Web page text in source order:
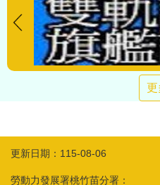
更
更新日期：115-08-06
勞動力發展署桃竹苗分署：